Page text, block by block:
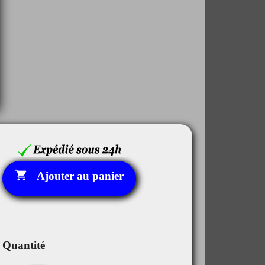
 Ajouter au panier
Quantité